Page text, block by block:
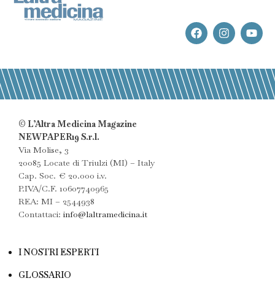
© L’Altra Medicina Magazine
NEWPAPER19 S.r.l.
Via Molise, 3
20085 Locate di Triulzi (MI) – Italy
Cap. Soc. € 20.000 i.v.
P.IVA/C.F. 10607740965
REA: MI – 2544938
Contattaci: info@laltramedicina.it
I NOSTRI ESPERTI
GLOSSARIO